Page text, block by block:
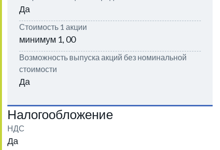
Да
Стоимость 1 акции
минимум 1, 00
Возможность выпуска акций без номинальной
стоимости
Да
Налогообложение
НДС
Да